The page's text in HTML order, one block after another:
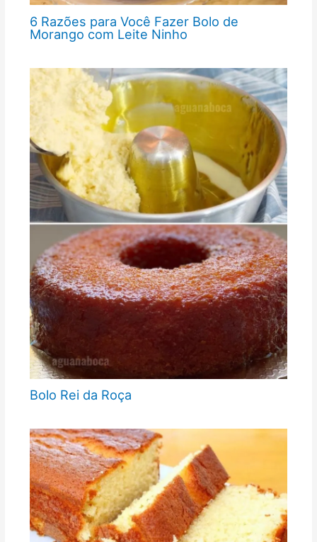
6 Razões para Você Fazer Bolo de
Morango com Leite Ninho
Bolo Rei da Roça